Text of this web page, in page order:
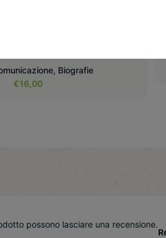
DEL TEATRO
, Biografie
€16,00
possono lasciare una recensione.